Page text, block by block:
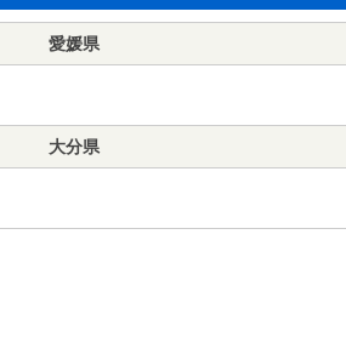
愛媛県
大分県